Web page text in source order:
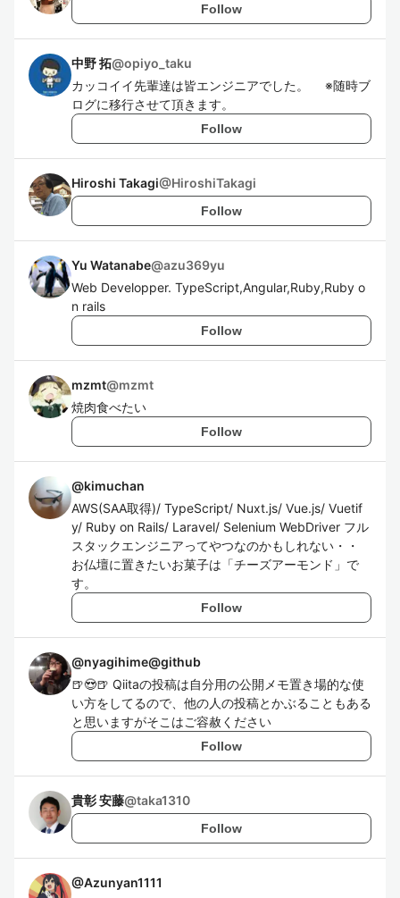
Follow
中野 拓@opiyo_taku
カッコイイ先輩達は皆エンジニアでした。 ※随時ブ
ログに移行させて頂きます。
Follow
Hiroshi Takagi@HiroshiTakagi
Follow
Yu Watanabe@azu369yu
Web Developper. TypeScript,Angular,Ruby,Ruby o
n rails
Follow
mzmt@mzmt
焼肉食べたい
Follow
@kimuchan
AWS(SAA取得)/ TypeScript/ Nuxt.js/ Vue.js/ Vuetif
y/ Ruby on Rails/ Laravel/ Selenium WebDriver フル
スタックエンジニアってやつなのかもしれない・・
お仏壇に置きたいお菓子は「チーズアーモンド」で
す。
Follow
@nyagihime@github
🍺😍🍺 Qiitaの投稿は自分用の公開メモ置き場的な使
い方をしてるので、他の人の投稿とかぶることもある
と思いますがそこはご容赦ください
Follow
貴彰 安藤@taka1310
Follow
@Azunyan1111